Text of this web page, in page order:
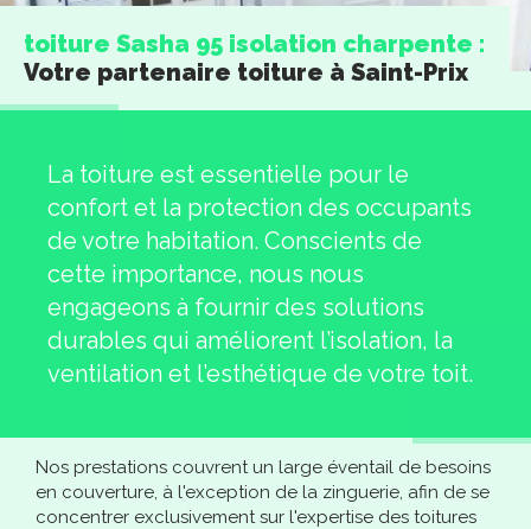
toiture Sasha 95 isolation charpente :
Votre partenaire toiture à Saint-Prix
La toiture est essentielle pour le
confort et la protection des occupants
de votre habitation. Conscients de
cette importance, nous nous
engageons à fournir des solutions
durables qui améliorent l’isolation, la
ventilation et l’esthétique de votre toit.
Nos prestations couvrent un large éventail de besoins
en couverture, à l'exception de la zinguerie, afin de se
concentrer exclusivement sur l'expertise des toitures